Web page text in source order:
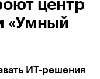
центр
«Умный
ИТ-решения